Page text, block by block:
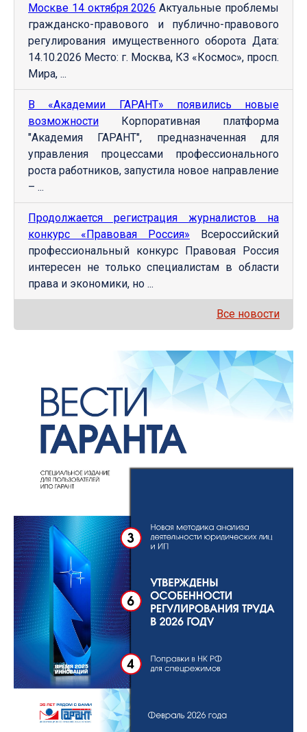
Москве 14 октября 2026 Актуальные проблемы
гражданско-правового и публично-правового
регулирования имущественного оборота Дата:
14.10.2026 Место: г. Москва, КЗ «Космос», просп.
Мира, ...
В «Академии ГАРАНТ» появились новые
возможности Корпоративная платформа
"Академия ГАРАНТ", предназначенная для
управления процессами профессионального
роста работников, запустила новое направление
– ...
Продолжается регистрация журналистов на
конкурс «Правовая Россия» Всероссийский
профессиональный конкурс Правовая Россия
интересен не только специалистам в области
права и экономики, но ...
Все новости